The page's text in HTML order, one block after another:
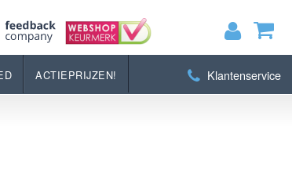
MIJN WINKELWAGEN
ACTIEPRIJZEN! Klantenservice
Bestellen